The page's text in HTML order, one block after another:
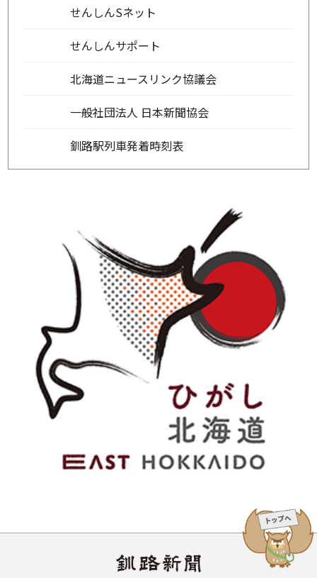
せんしんSネット
せんしんサポート
北海道ニュースリンク協議会
一般社団法人 日本新聞協会
釧路駅列車発着時刻表